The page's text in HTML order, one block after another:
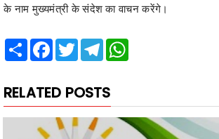
के नाम मुख्यमंत्री के संदेश का वाचन करेंगे।
Share Facebook
TwitterTelegram
RELATED POSTS